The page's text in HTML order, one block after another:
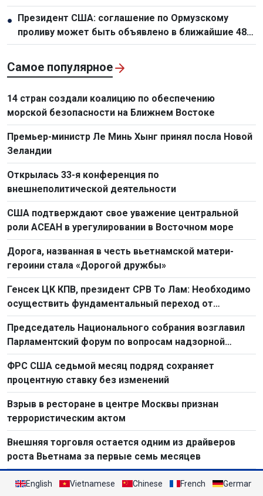
● Президент США: соглашение по Ормузскому
проливу может быть объявлено в ближайшие 48
часов
Самое популярное
14 стран создали коалицию по обеспечению
морской безопасности на Ближнем Востоке
Премьер-министр Ле Минь Хынг принял посла Новой
Зеландии
Открылась 33-я конференция по
внешнеполитической деятельности
США подтверждают свое уважение центральной
роли АСЕАН в урегулировании в Восточном море
Дорога, названная в честь вьетнамской матери-
героини стала «Дорогой дружбы»
Генсек ЦК КПВ, президент СРВ То Лам: Необходимо
осуществить фундаментальный переход от
простого труда к созидательному труду
Председатель Национального собрания возглавил
Парламентский форум по вопросам надзорной
деятельности 2026 г.
ФРС США седьмой месяц подряд сохраняет
процентную ставку без изменений
Взрыв в ресторане в центре Москвы признан
террористическим актом
Внешняя торговля остается одним из драйверов
роста Вьетнама за первые семь месяцев
English Vietnamese Chinese French German